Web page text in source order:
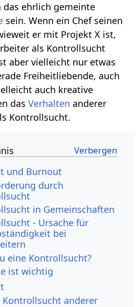
ehrlich gemeinte
sein. Wenn ein Chef seinen
er mit Projekt X ist,
als Kontrollsucht
aber vielleicht nur etwas
Freiheitliebende, auch
auch kreative
dasVerhalten anderer
Kontrollsucht.
und Burnout
durch
in Gemeinschaften
- Ursache für
bei
eine Kontrollsucht?
ist wichtig
anderer